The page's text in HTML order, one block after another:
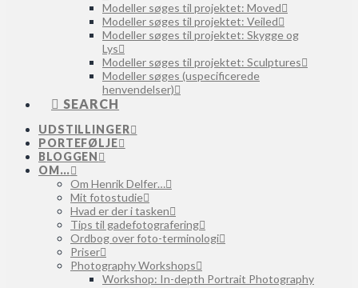
Modeller søges til projektet: Moved
Modeller søges til projektet: Veiled
Modeller søges til projektet: Skygge og
Lys
Modeller søges til projektet: Sculptures
Modeller søges (uspecificerede
henvendelser)
SEARCH
UDSTILLINGER
PORTEFØLJE
BLOGGEN
OM…
Om Henrik Delfer…
Mit fotostudie
Hvad er der i tasken
Tips til gadefotografering
Ordbog over foto-terminologi
Priser
Photography Workshops
Workshop: In-depth Portrait Photography